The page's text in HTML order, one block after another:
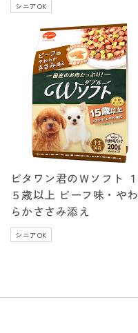
シニアOK
ビタワン君のＷソフト １
５歳以上 ビーフ味・やわ
らかささみ添え
シニアOK